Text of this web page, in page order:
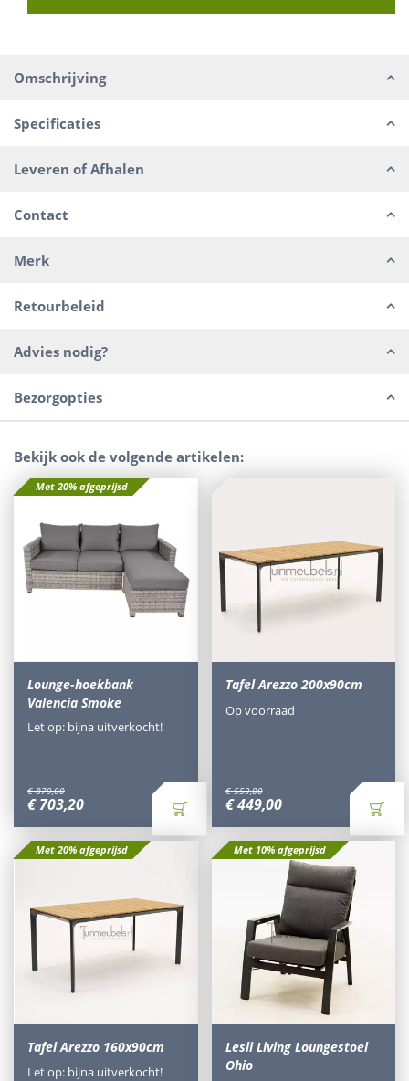
Omschrijving
Specificaties
Leveren of Afhalen
Contact
Merk
Retourbeleid
Advies nodig?
Bezorgopties
Bekijk ook de volgende artikelen:
Met 20% afgeprijsd
Lounge-hoekbank
Valencia Smoke
€ 879,00
€ 703,20
Let op: bijna uitverkocht!
Tafel Arezzo 200x90cm
€ 559,00
€ 449,00
Op voorraad
Met 20% afgeprijsd
Tafel Arezzo 160x90cm
Let op: bijna uitverkocht!
Met 10% afgeprijsd
Lesli Living Loungestoel
Ohio